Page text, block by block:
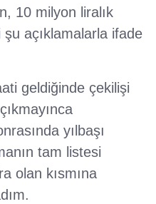
10 milyon liralık
şu açıklamalarla ifade
geldiğinde çekilişi
yılbaşı
tam listesi
olan kısmına